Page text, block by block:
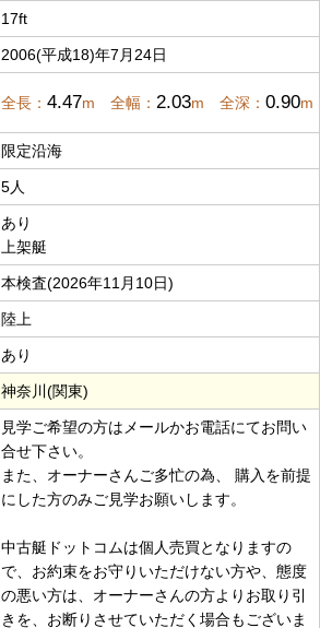
17ft
2006(平成18)年7月24日
全長： 4.47m 全幅： 2.03m 全深： 0.90m
限定沿海
5人
あり
上架艇
本検査(2026年11月10日)
陸上
あり
神奈川(関東)
見学ご希望の方はメールかお電話にてお問い
合せ下さい。
また、オーナーさんご多忙の為、 購入を前提
にした方のみご見学お願いします。
中古艇ドットコムは個人売買となりますの
で、お約束をお守りいただけない方や、態度
の悪い方は、オーナーさんの方よりお取り引
きを、お断りさせていただく場合もございま